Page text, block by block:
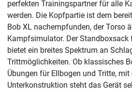
perfekten Trainingspartner für alle
werden. Die Kopfpartie ist dem
Bob XL nachempfunden, der Torso
Kampfsimulator. Der
bietet ein breites Spektrum an
Trittmöglichkeiten. Ob klassisches
Übungen für Ellbogen und Tritte, mit
Unterkonstruktion steht das Gerät